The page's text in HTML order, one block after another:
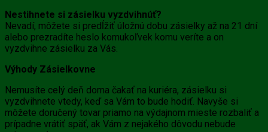
Nestihnete si zásielku vyzdvihnúť?
Nevadí, môžete si predĺžiť úložnú dobu zásielky až na 21 dní
alebo prezradíte heslo komukoľvek komu veríte a on
vyzdvihne zásielku za Vás.
Výhody Zásielkovne
Nemusíte celý deň doma čakať na kuriéra, zásielku si
vyzdvihnete vtedy, keď sa Vám to bude hodiť. Navyše si
môžete doručený tovar priamo na výdajnom mieste rozbaliť a
prípadne vrátiť späť, ak Vám z nejakého dôvodu nebude